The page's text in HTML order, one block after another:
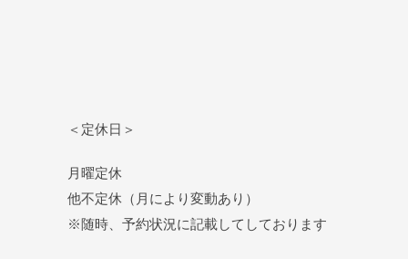
＜定休日＞
月曜定休
他不定休（月により変動あり）
※随時、予約状況に記載してしております